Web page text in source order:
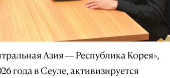
Азия — Республика Корея»,
года в Сеуле, активизируется